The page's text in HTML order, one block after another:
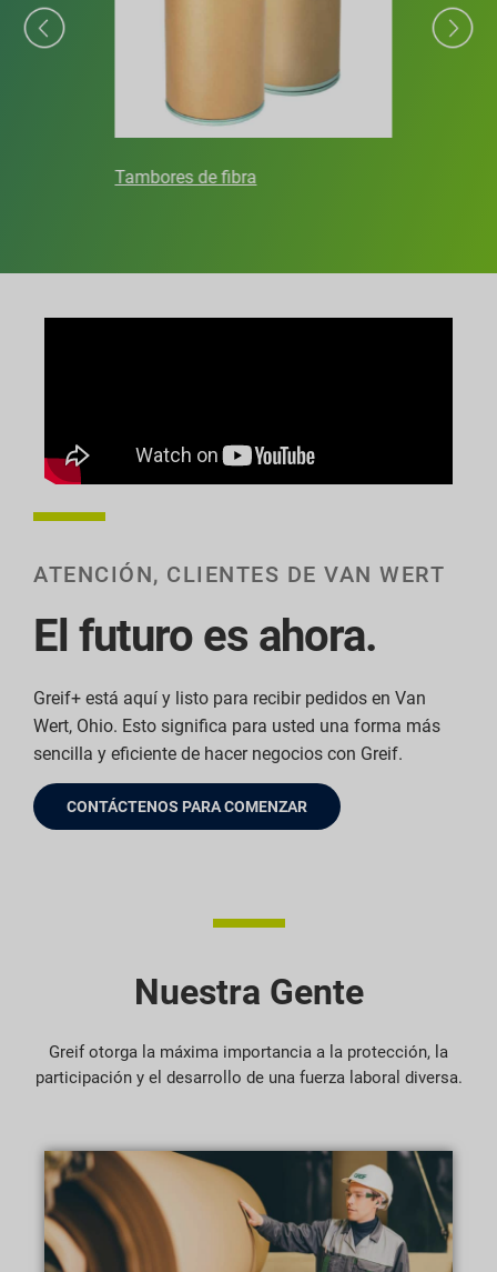
Tambores de fibra
ATENCIÓN, CLIENTES DE VAN WERT
El futuro es ahora.
Greif+ está aquí y listo para recibir pedidos en Van
Wert, Ohio. Esto significa para usted una forma más
sencilla y eficiente de hacer negocios con Greif.
CONTÁCTENOS PARA COMENZAR
Nuestra Gente
Greif otorga la máxima importancia a la protección, la
participación y el desarrollo de una fuerza laboral diversa.